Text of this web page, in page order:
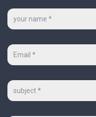
Ваше
имя
Ваш
mail
Тема